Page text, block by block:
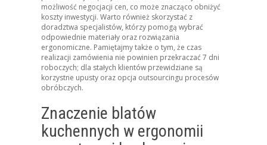
możliwość negocjacji cen, co może znacząco obniżyć
koszty inwestycji. Warto również skorzystać z
doradztwa specjalistów, którzy pomogą wybrać
odpowiednie materiały oraz rozwiązania
ergonomiczne. Pamiętajmy także o tym, że czas
realizacji zamówienia nie powinien przekraczać 7 dni
roboczych; dla stałych klientów przewidziane są
korzystne upusty oraz opcja outsourcingu procesów
obróbczych.
Znaczenie blatów
kuchennych w ergonomii